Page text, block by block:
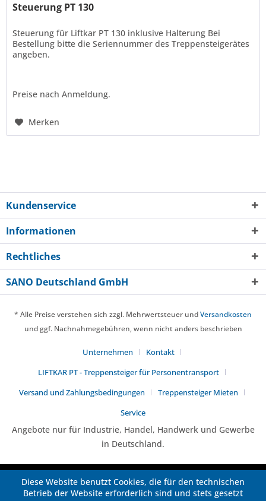
Steuerung PT 130
Steuerung für Liftkar PT 130 inklusive Halterung Bei
Bestellung bitte die Seriennummer des Treppensteigerätes
angeben.
Preise nach Anmeldung.
Merken
Kundenservice
Informationen
Rechtliches
SANO Deutschland GmbH
* Alle Preise verstehen sich zzgl. Mehrwertsteuer undVersandkosten
und ggf. Nachnahmegebühren, wenn nicht anders beschrieben
Unternehmen
Kontakt
LIFTKAR PT - Treppensteiger für Personentransport
Versand und Zahlungsbedingungen
Treppensteiger Mieten
Service
Angebote nur für Industrie, Handel, Handwerk und Gewerbe
in Deutschland.
Diese Website benutzt Cookies, die für den technischen
Betrieb der Website erforderlich sind und stets gesetzt